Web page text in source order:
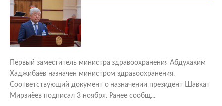
Первый заместитель министра здравоохранения Абдухаким
Хаджибаев назначен министром здравоохранения.
Соответствующий документ о назначении президент Шавкат
Мирзиёев подписал 3 ноября. Ранее сообщ...